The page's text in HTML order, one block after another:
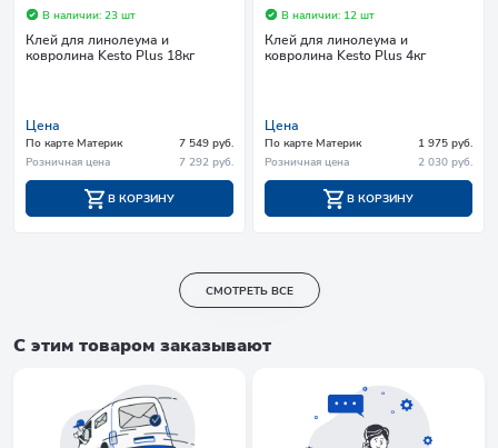
В наличии: 23 шт
Клей для линолеума и
ковролина Kesto Plus 18кг
Цена
По карте Материк
7 549 руб.
Розничная цена
7 292 руб.
В КОРЗИНУ
В наличии: 12 шт
Клей для линолеума и
ковролина Kesto Plus 4кг
Цена
По карте Материк
1 975 руб.
Розничная цена
2 030 руб.
В КОРЗИНУ
СМОТРЕТЬ ВСЕ
С этим товаром заказывают